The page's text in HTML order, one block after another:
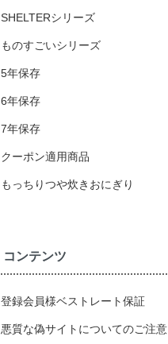
SHELTERシリーズ
ものすごいシリーズ
5年保存
6年保存
7年保存
クーポン適用商品
もっちりつや炊きおにぎり
コンテンツ
登録会員様ベストレート保証
悪質な偽サイトについてのご注意